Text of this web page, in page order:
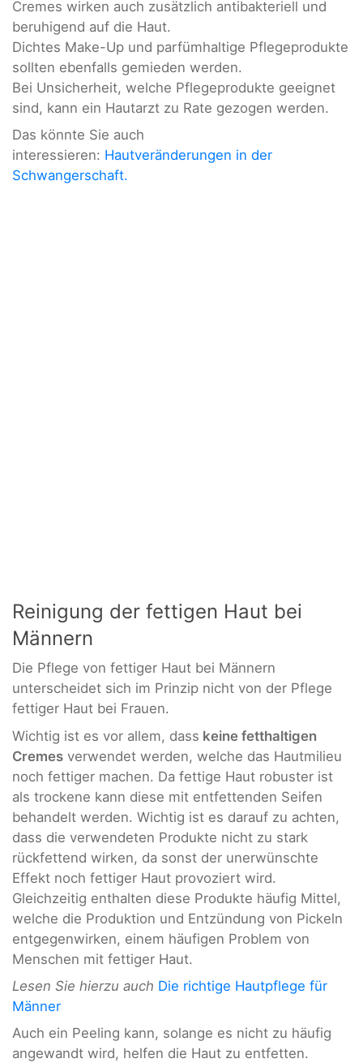
Cremes wirken auch zusätzlich antibakteriell und
beruhigend auf die Haut.
Dichtes Make-Up und parfümhaltige Pflegeprodukte
sollten ebenfalls gemieden werden.
Bei Unsicherheit, welche Pflegeprodukte geeignet
sind, kann ein Hautarzt zu Rate gezogen werden.
Das könnte Sie auch
interessieren: Hautveränderungen in der
Schwangerschaft.
Reinigung der fettigen Haut bei
Männern
Die Pflege von fettiger Haut bei Männern
unterscheidet sich im Prinzip nicht von der Pflege
fettiger Haut bei Frauen.
Wichtig ist es vor allem, dass keine fetthaltigen
Cremes verwendet werden, welche das Hautmilieu
noch fettiger machen. Da fettige Haut robuster ist
als trockene kann diese mit entfettenden Seifen
behandelt werden. Wichtig ist es darauf zu achten,
dass die verwendeten Produkte nicht zu stark
rückfettend wirken, da sonst der unerwünschte
Effekt noch fettiger Haut provoziert wird.
Gleichzeitig enthalten diese Produkte häufig Mittel,
welche die Produktion und Entzündung von Pickeln
entgegenwirken, einem häufigen Problem von
Menschen mit fettiger Haut.
Lesen Sie hierzu auch Die richtige Hautpflege für
Männer
Auch ein Peeling kann, solange es nicht zu häufig
angewandt wird, helfen die Haut zu entfetten.